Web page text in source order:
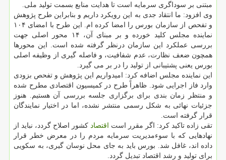
مبتنی بر سوداگری سرمایه است تا هدایت منابع بسمت تولید ملی.
وی افزود: ما انتقاد جدی به این رویکرد داریم و بنابراین طرح پژوهش
و تفحص از سازمان بورس را امضا کرده ام. این طرح با امضای ۱۰۴
نماینده مجلس کلید خورده و بر مبنای آن، ۱۴ محور اصلی جهت
بررسی عملکرد این سازمان درنظر گرفته شده است. این محورها
همچون ضعف نظارت، عدم شفافیت، و فاصله گیری از وظیفه اصلی
بورس یعنی پشتیبانی از تولید را در بر می گیرد.
این نماینده مجلس اضافه کرد: امیدواریم این پژوهش و تفحص بزودی
وارد فاز اجرایی شود. ظاهراً طرح در کمیسیون اقتصادی مطرح شده
و منتظر زمان بندی برای برگزاری جلسه بررسی آن هستیم. هنوز
جزئیات نهائی به شکل رسمی منتشر نشده، اما در اختیار نمایندگان
قرار گرفته است.
تقی زاده تاکید کرد: اگر مقرر است اقتصاد کشور اصلاح گردد، نباید از
نهادهایی که با سوءمدیریت سرمایه مردم را در معرض خطر قرار
داده اند، غافل شد. بورس باید به جای محل نوسان گیری، به سکویی
برای تولید و رشد اقتصاد تبدیل گردد.